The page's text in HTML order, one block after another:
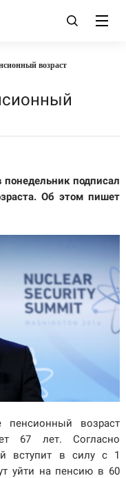
возраст
подписал
Об этом пишет
возраст
67 лет. Согласно
вступит в силу с 1
уйти на пенсию в 60